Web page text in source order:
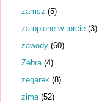
zamsz (5)
zatopione w torcie (3)
zawody (60)
Zebra (4)
zegarek (8)
zima (52)